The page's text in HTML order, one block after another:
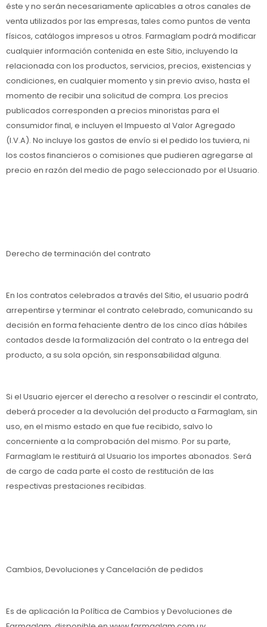
éste y no serán necesariamente aplicables a otros canales de
venta utilizados por las empresas, tales como puntos de venta
físicos, catálogos impresos u otros. Farmaglam podrá modificar
cualquier información contenida en este Sitio, incluyendo la
relacionada con los productos, servicios, precios, existencias y
condiciones, en cualquier momento y sin previo aviso, hasta el
momento de recibir una solicitud de compra. Los precios
publicados corresponden a precios minoristas para el
consumidor final, e incluyen el Impuesto al Valor Agregado
(I.V.A). No incluye los gastos de envío si el pedido los tuviera, ni
los costos financieros o comisiones que pudieren agregarse al
precio en razón del medio de pago seleccionado por el Usuario.
Derecho de terminación del contrato
En los contratos celebrados a través del Sitio, el usuario podrá
arrepentirse y terminar el contrato celebrado, comunicando su
decisión en forma fehaciente dentro de los cinco días hábiles
contados desde la formalización del contrato o la entrega del
producto, a su sola opción, sin responsabilidad alguna.
Si el Usuario ejercer el derecho a resolver o rescindir el contrato,
deberá proceder a la devolución del producto a Farmaglam, sin
uso, en el mismo estado en que fue recibido, salvo lo
concerniente a la comprobación del mismo. Por su parte,
Farmaglam le restituirá al Usuario los importes abonados. Será
de cargo de cada parte el costo de restitución de las
respectivas prestaciones recibidas.
Cambios, Devoluciones y Cancelación de pedidos
Es de aplicación la Política de Cambios y Devoluciones de